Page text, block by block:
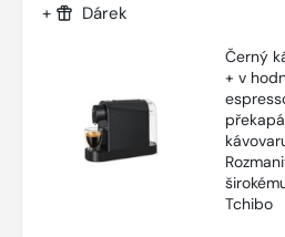
+ Dárek
Černý
+ v
Tchibo